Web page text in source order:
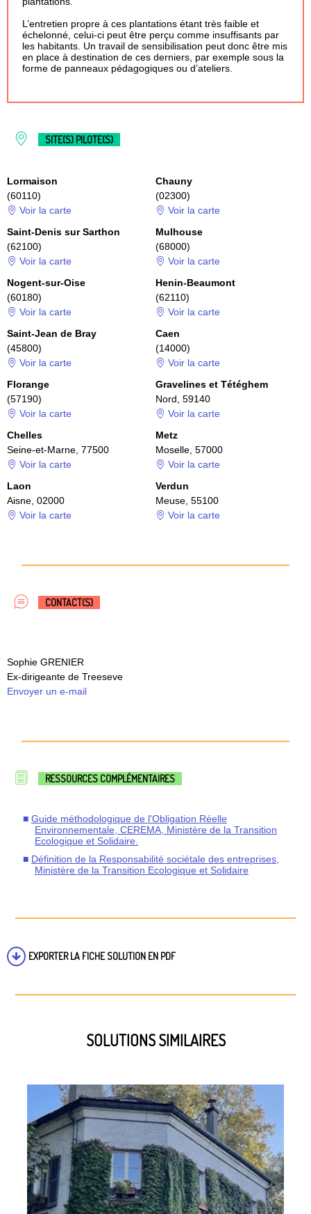
L’entretien propre à ces plantations étant très faible et
échelonné, celui-ci peut être perçu comme insuffisants par
les habitants. Un travail de sensibilisation peut donc être mis
en place à destination de ces derniers, par exemple sous la
forme de panneaux pédagogiques ou d’ateliers.
SITE(S) PILOTE(S)
Lormaison
(60110)
Voir la carte
Chauny
(02300)
Voir la carte
Saint-Denis sur Sarthon
(62100)
Voir la carte
Mulhouse
(68000)
Voir la carte
Nogent-sur-Oise
(60180)
Voir la carte
Henin-Beaumont
(62110)
Voir la carte
Saint-Jean de Bray
(45800)
Voir la carte
Caen
(14000)
Voir la carte
Florange
(57190)
Voir la carte
Gravelines et Tétéghem
Nord, 59140
Voir la carte
Chelles
Seine-et-Marne, 77500
Voir la carte
Metz
Moselle, 57000
Voir la carte
Laon
Aisne, 02000
Voir la carte
Verdun
Meuse, 55100
Voir la carte
CONTACT(S)
Sophie GRENIER
Ex-dirigeante de Treeseve
Envoyer un e-mail
RESSOURCES COMPLÉMENTAIRES
Guide méthodologique de l'Obligation Réelle
Environnementale, CEREMA, Ministère de la Transition
Ecologique et Solidaire.
Définition de la Responsabilité sociétale des entreprises,
Ministère de la Transition Ecologique et Solidaire
EXPORTER LA FICHE SOLUTION EN PDF
SOLUTIONS SIMILAIRES